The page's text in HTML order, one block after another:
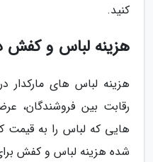
کنید.
هزینه لباس و کفش
هزینه لباس های مارکدار
رقابت بین فروشندگان،
هایی که لباس را به قیمت
شده هزینه لباس و کفش